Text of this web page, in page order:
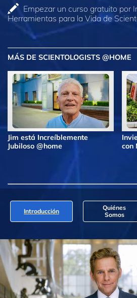
Empezar un curso gratuito por
Herramientas para la Vida de
MÁS DE SCIENTOLOGISTS @HOME
Jim está Increíblemente
Jubiloso @home
con
Introducción
Quiénes
Somos